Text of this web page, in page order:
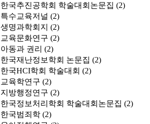
한국추진공학회 학술대회논문집 (2)
특수교육저널 (2)
생명과학회지 (2)
교육문화연구 (2)
아동과 권리 (2)
한국재난정보학회 논문집 (2)
한국HCI학회 학술대회 (2)
교육학연구 (2)
지방행정연구 (2)
한국정보처리학회 학술대회논문집 (2)
한국범죄학 (2)